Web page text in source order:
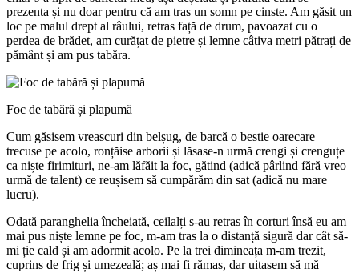
prezenta și nu doar pentru că am tras un somn pe cinste. Am găsit un
loc pe malul drept al râului, retras față de drum, pavoazat cu o
perdea de brădet, am curățat de pietre și lemne câtiva metri pătrați de
pământ și am pus tabăra.
Foc de tabără și plapumă
Cum găsisem vreascuri din belșug, de barcă o bestie oarecare
trecuse pe acolo, ronțăise arborii și lăsase-n urmă crengi și crenguțe
ca niște firimituri, ne-am lăfăit la foc, gătind (adică pârlind fără vreo
urmă de talent) ce reușisem să cumpărăm din sat (adică nu mare
lucru).
Odată paranghelia încheiată, ceilalți s-au retras în corturi însă eu am
mai pus niște lemne pe foc, m-am tras la o distanță sigură dar cât să-
mi ție cald și am adormit acolo. Pe la trei dimineața m-am trezit,
cuprins de frig și umezeală; aș mai fi rămas, dar uitasem să mă